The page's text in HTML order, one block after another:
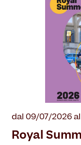
dal 09/07/2026
Royal